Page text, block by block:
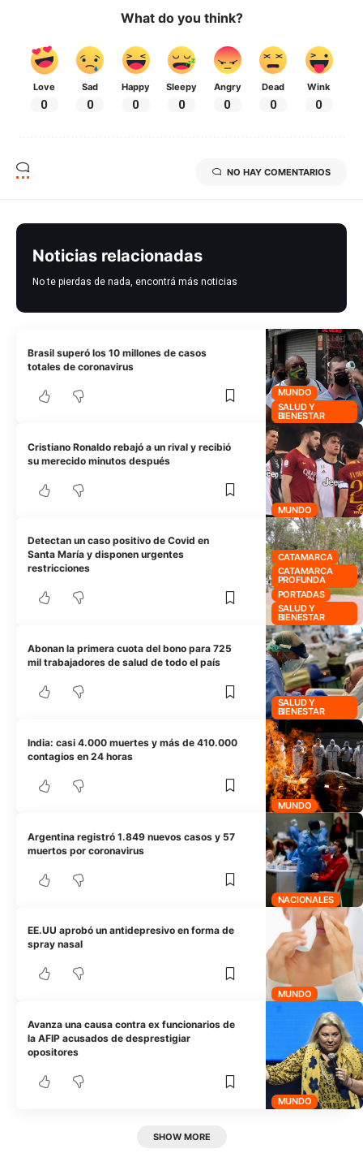
What do you think?
Love
0
Sad
0
Happy
0
Sleepy
0
Angry
0
Dead
0
Wink
0
NO HAY COMENTARIOS
Noticias relacionadas
No te pierdas de nada, encontrá más noticias
MUNDO
SALUD Y
BIENESTAR
Brasil superó los 10 millones de casos
totales de coronavirus
MUNDO
Cristiano Ronaldo rebajó a un rival y recibió
su merecido minutos después
CATAMARCA
CATAMARCA
PROFUNDA
PORTADAS
SALUD Y
BIENESTAR
Detectan un caso positivo de Covid en
Santa María y disponen urgentes
restricciones
SALUD Y
BIENESTAR
Abonan la primera cuota del bono para 725
mil trabajadores de salud de todo el país
MUNDO
India: casi 4.000 muertes y más de 410.000
contagios en 24 horas
NACIONALES
Argentina registró 1.849 nuevos casos y 57
muertos por coronavirus
MUNDO
EE.UU aprobó un antidepresivo en forma de
spray nasal
MUNDO
Avanza una causa contra ex funcionarios de
la AFIP acusados de desprestigiar
opositores
SHOW MORE